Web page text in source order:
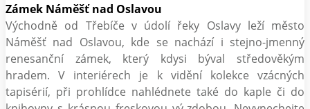
Zámek Náměšť nad Oslavou
Východně od Třebíče v údolí řeky Oslavy leží město
Náměšť nad Oslavou, kde se nachází i stejno-jmenný
renesanční zámek, který kdysi býval středověkým
hradem. V interiérech je k vidění kolekce vzácných
tapisérií, při prohlídce nahlédnete také do kaple či do